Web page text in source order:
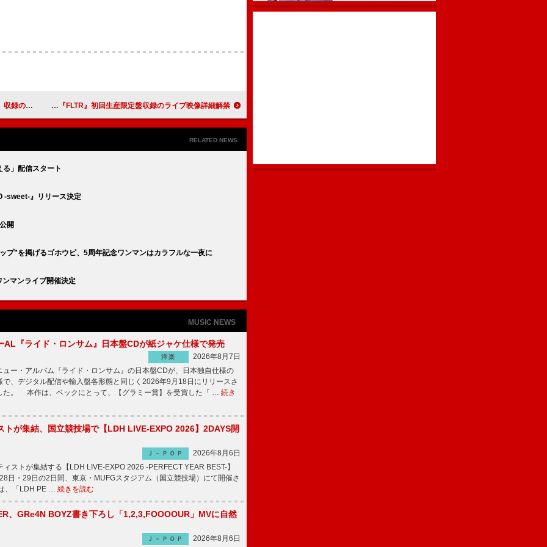
」MV公開 水槽、ニューAL『FLTR』初回生産限定盤収録のライブ映像詳細解禁
RELATED NEWS
」配信スタート
-sweet-』リリース決定
開
プ”を掲げるゴホウビ、5周年記念ワンマンはカラフルな一夜に
マンライブ開催決定
MUSIC NEWS
AL『ライド・ロンサム』日本盤CDが紙ジャケ仕様で発売
洋楽
2026年8月7日
ー・アルバム『ライド・ロンサム』の日本盤CDが、日本独自仕様の
で、デジタル配信や輸入盤各形態と同じく2026年9月18日にリリースさ
た。 本作は、ベックにとって、【グラミー賞】を受賞した『 … 続き
トが集結、国立競技場で【LDH LIVE-EXPO 2026】2DAYS開
Ｊ－ＰＯＰ
2026年8月6日
ストが集結する【LDH LIVE-EXPO 2026 -PERFECT YEAR BEST-】
日・29日の2日間、東京・MUFGスタジアム（国立競技場）にて開催さ
、「LDH PE … 続きを読む
、GRe4N BOYZ書き下ろし「1,2,3,FOOOOUR」MVに自然
Ｊ－ＰＯＰ 2026年8月6日